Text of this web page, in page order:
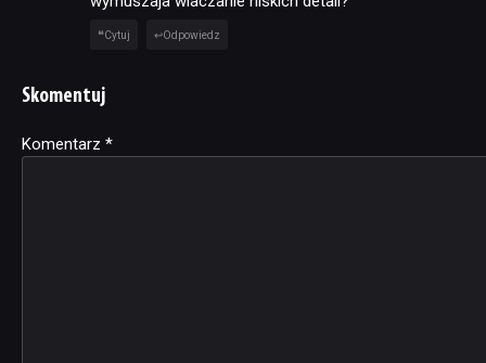
Cytuj Odpowiedz
Skomentuj
Komentarz *
Alternative: